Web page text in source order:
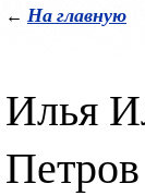
← На главную
Илья
Петров